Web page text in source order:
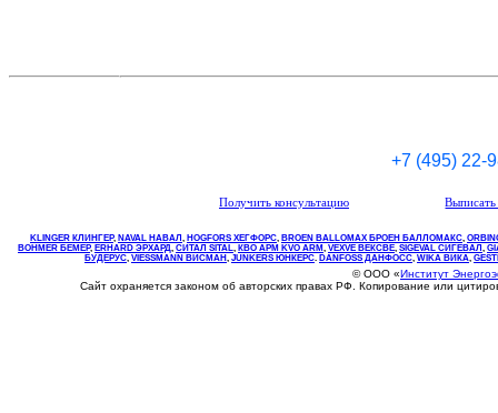
+7 (495) 22-
Получить консультацию
KLINGER КЛИНГЕР, NAVAL НАВАЛ , НOGFORS ХЕГФОРС, BROEN BALLOMAX БРОЕН БАЛЛОМАКС,
BOHMER БЕМЕР, ERHARD ЭРХАРД, СИТАЛ SITAL, КВО АРМ KVO ARM, VEXVE ВЕКСВЕ, SIGEVAL СИГЕВАЛ ,
БУДЕРУС, VIESSMANN ВИСМАН , JUNKERS ЮНКЕРС. DANFOSS ДАНФОСС, WIKA ВИКА,
© ООО «Институт
Сайт охраняется законом об авторских правах РФ. Копирование или